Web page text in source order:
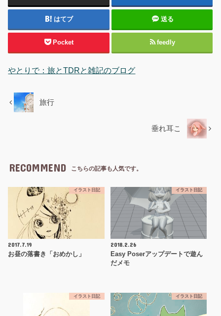
はてブ 送る
Pocket feedly
やとりで：旅とTDRと雑記のブログ
旅行
垂れ耳こ
RECOMMEND こちらの記事も人気です。
イラスト日記
2017.7.19
お昼の落書き「おめかし」
イラスト日記
2018.2.26
Easy Poserアップデートで遊ん
だメモ
イラスト日記 イラスト日記